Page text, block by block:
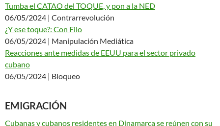
Tumba el CATAO del TOQUE, y pon a la NED
06/05/2024 | Contrarrevolución
¿Y ese toque?: Con Filo
06/05/2024 | Manipulación Mediática
Reacciones ante medidas de EEUU para el sector privado
cubano
06/05/2024 | Bloqueo
EMIGRACIÓN
Cubanas y cubanos residentes en Dinamarca se reúnen con su